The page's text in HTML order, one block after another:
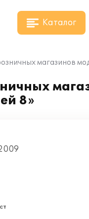
Каталог
магазинов
8»